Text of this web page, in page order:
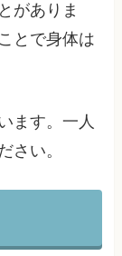
がありま
とで身体は
ます。一人
さい。